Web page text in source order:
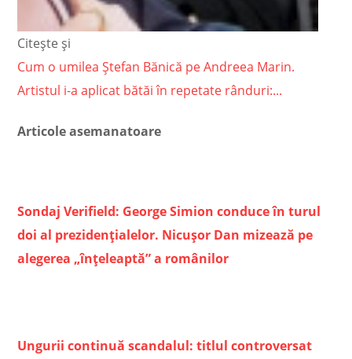
Citește și
Cum o umilea Ștefan Bănică pe Andreea Marin.
Artistul i-a aplicat bătăi în repetate rânduri:...
Articole asemanatoare
Sondaj Verifield: George Simion conduce în turul
doi al prezidențialelor. Nicușor Dan mizează pe
alegerea „înțeleaptă” a românilor
Ungurii continuă scandalul: titlul controversat